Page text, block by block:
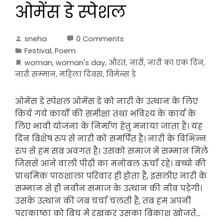
ओमेंस डे स्पेशल
sneha
0 Comments
Festival, Poem
woman, woman's day, औरत, नारी, नारी का एक दिन,
नारी सम्मान, महिला दिवस, विमेन्स डे
ओमेंस डे स्पेशल ओमेंस डे को नारी के उत्थान के लिए
किये गये कार्यो की समीक्षा तथा भविश्य के कार्य के
लिए भावी योजना के निर्माण हेतु मनाया जाता है। यह
दिन बिशेष रुप से नारी को समर्पित है। नारी के विभिन्न
रुप से हम सब अवगत है। उसको समाज मे सम्मान मिले
जिससे आने वाली पीढ़ी का मनोबल ऊचाँ रहे। बच्चो की
प्राथमिक पाठशाला परिवार ही होता है, इसलीए नारी के
सम्मान से ही नवीन समाज के उत्थान की नीव पड़ेगी।
उसके उत्थान की जब चर्चा चलती है, तब हम अपनी
पराकाष्ठा को बिच मे रखकर उसका बिकाश खोजते…